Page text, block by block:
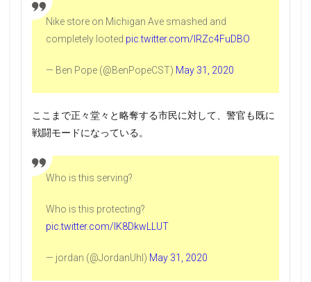
Nike store on Michigan Ave smashed and
completely looted pic.twitter.com/IRZc4FuDBO
— Ben Pope (@BenPopeCST) May 31, 2020
ここまで正々堂々と略奪する市民に対して、警官も既に
戦闘モードになっている。
Who is this serving?
Who is this protecting?
pic.twitter.com/IK8DkwLLUT
— jordan (@JordanUhl) May 31, 2020